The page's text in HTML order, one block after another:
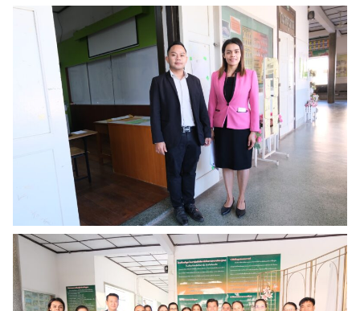
for: Search